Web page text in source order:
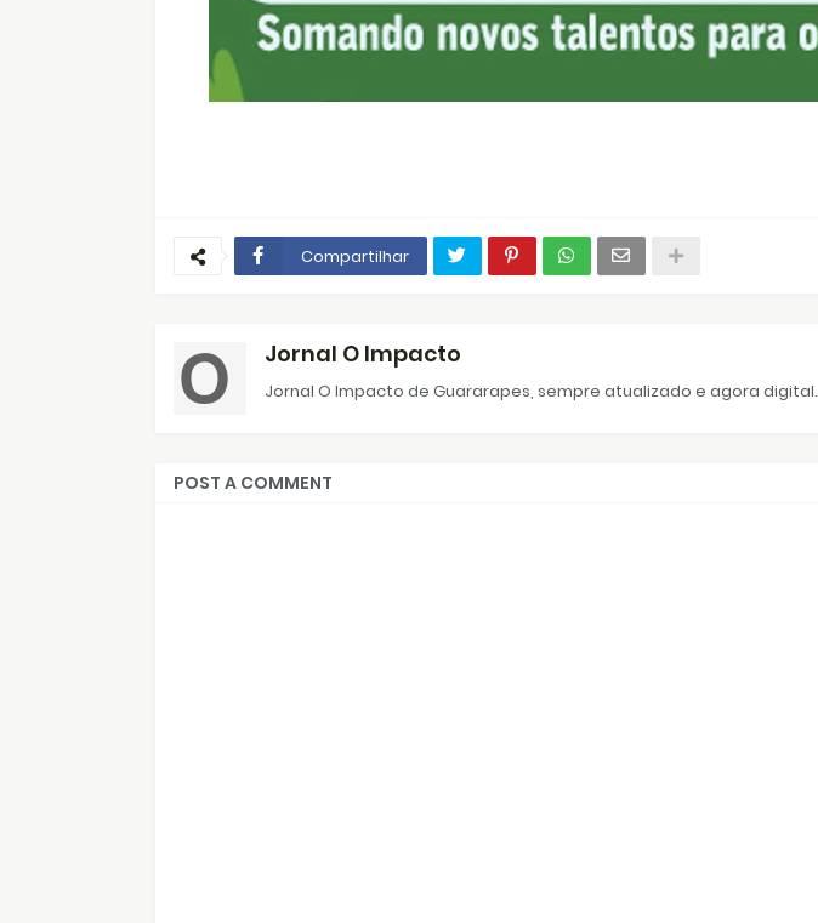
Compartilhar
Jornal O Impacto
Jornal O Impacto de Guararapes, sempre atualizado e agora digital.
POST A COMMENT